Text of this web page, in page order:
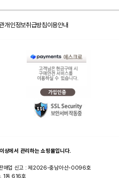
개인정보취급방침이용안내
상에서 관리하는 쇼핑몰입니다.
매업 신고 : 제2026-충남아산-0096호
1동 616호